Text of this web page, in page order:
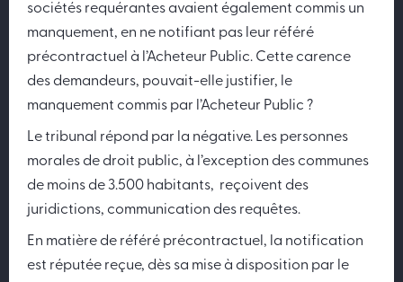
sociétés requérantes avaient également commis un
manquement, en ne notifiant pas leur référé
précontractuel à l’Acheteur Public. Cette carence
des demandeurs, pouvait-elle justifier, le
manquement commis par l’Acheteur Public ?
Le tribunal répond par la négative. Les personnes
morales de droit public, à l’exception des communes
de moins de 3.500 habitants, reçoivent des
juridictions, communication des requêtes.
En matière de référé précontractuel, la notification
est réputée reçue, dès sa mise à disposition par le